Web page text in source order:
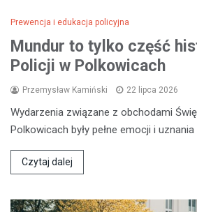
Prewencja i edukacja policyjna
Mundur to tylko część
Policji w Polkowicach
Przemysław Kamiński 22 lipca 2026
Wydarzenia związane z obchodami
Polkowicach były pełne emocji i
Czytaj dalej